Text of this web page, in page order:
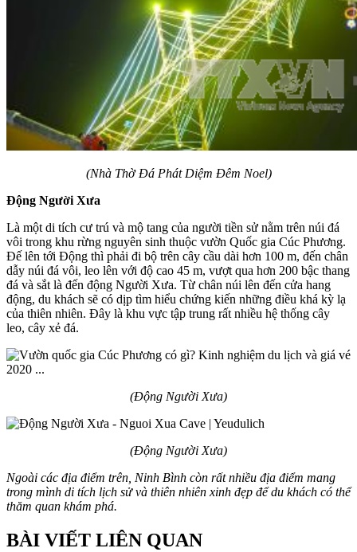
(Nhà Thờ Đá Phát Diệm Đêm Noel)
Động Người Xưa
Là một di tích cư trú và mộ tang của người tiền sử nằm trên núi đá
vôi trong khu rừng nguyên sinh thuộc vườn Quốc gia Cúc Phương.
Đế lên tới Động thì phải đi bộ trên cây cầu dài hơn 100 m, đến chân
dẫy núi đá vôi, leo lên với độ cao 45 m, vượt qua hơn 200 bậc thang
đá và sắt là đến động Người Xưa. Từ chân núi lên đến cửa hang
động, du khách sẽ có dịp tìm hiểu chứng kiến những điều khá kỳ lạ
của thiên nhiên. Đây là khu vực tập trung rất nhiều hệ thống cây
leo, cây xẻ đá.
(Động Người Xưa)
(Động Người Xưa)
Ngoài các địa điểm trên, Ninh Bình còn rất nhiều địa điểm mang
trong mình di tích lịch sử và thiên nhiên xinh đẹp để du khách có thể
thăm quan khám phá.
BÀI VIẾT LIÊN QUAN